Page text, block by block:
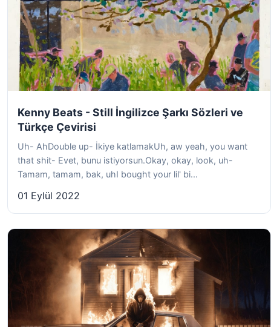
Kenny Beats - Still İngilizce Şarkı Sözleri ve
Türkçe Çevirisi
Uh- AhDouble up- İkiye katlamakUh, aw yeah, you want
that shit- Evet, bunu istiyorsun.Okay, okay, look, uh-
Tamam, tamam, bak, uhI bought your lil' bi...
01 Eylül 2022